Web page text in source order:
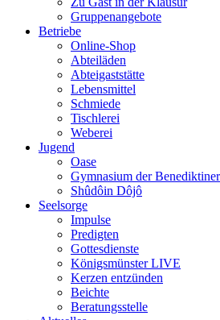
Gruppenangebote
Betriebe
Online-Shop
Abteiläden
Abteigaststätte
Lebensmittel
Schmiede
Tischlerei
Weberei
Jugend
Oase
Gymnasium der Benediktiner
Shûdôin Dôjô
Seelsorge
Impulse
Predigten
Gottesdienste
Königsmünster LIVE
Kerzen entzünden
Beichte
Beratungsstelle